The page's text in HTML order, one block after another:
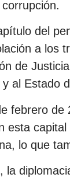
del
a los
de
al Estado
febrero de
esta
lo que
la